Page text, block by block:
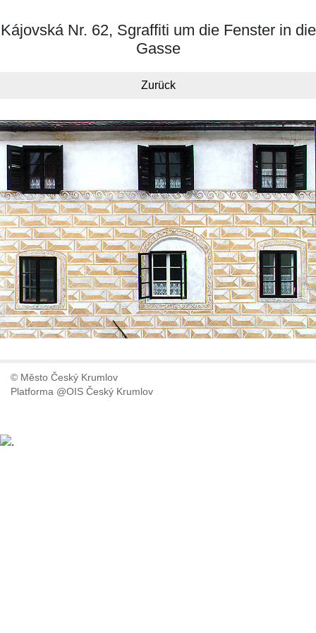
Kájovská Nr. 62, Sgraffiti um die Fenster in die
Gasse
Zurück
© Město Český Krumlov
Platforma @OIS Český Krumlov